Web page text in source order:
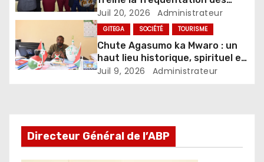
centres de métiers en province
de Buhumuza
Juil 20, 2026 Administrateur
GITEGA SOCIÉTÉ TOURISME
Chute Agasumo ka Mwaro : un
haut lieu historique, spirituel et
touristique du Burundi
Juil 9, 2026 Administrateur
Directeur Général de l’ABP